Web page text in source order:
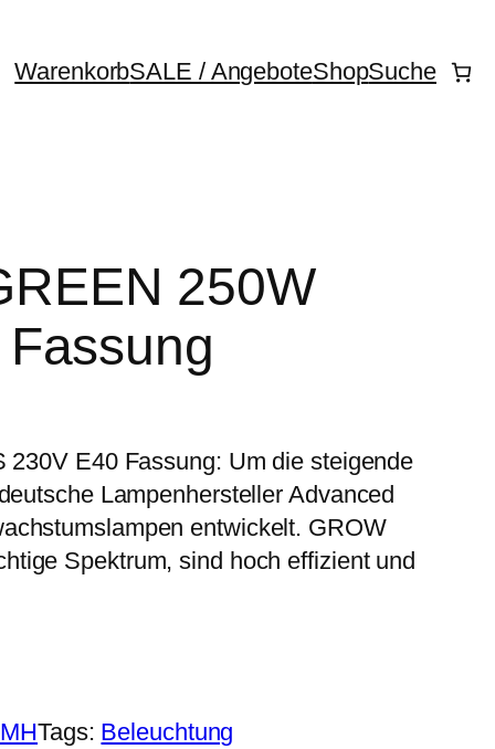
WarenkorbSALE / AngeboteShopSuche
250W
E40 Fassung: Um die steigende
Lampenhersteller Advanced
entwickelt. GROW
Spektrum, sind hoch effizient und
Tags: Beleuchtung